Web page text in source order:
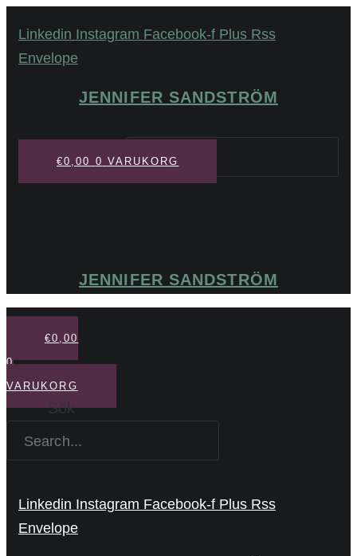
till
innehåll
Linkedin Instagram Facebook-f Plus Rss
Envelope
JENNIFER SANDSTRÖM
Sök
€0,00 0 VARUKORG
JENNIFER SANDSTRÖM
€0,00
0
VARUKORG
Sök
Linkedin Instagram Facebook-f Plus Rss
Envelope